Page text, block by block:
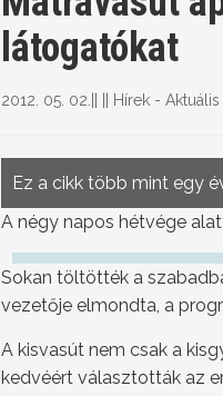
látogatókat
2012. 05. 02. Hírek - Aktuális
Ez a cikk több mint egy
A négy napos hétvége
Sokan töltötték a
vezetője elmondta, a
A kisvasút nem csak a
kedvéért választották az